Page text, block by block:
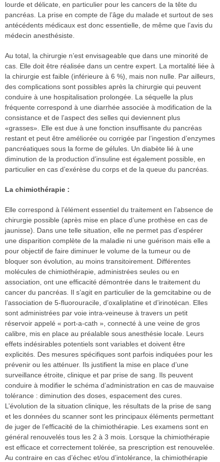
lourde et délicate, en particulier pour les cancers de la tête du
pancréas. La prise en compte de l’âge du malade et surtout de ses
antécédents médicaux est donc essentielle, de même que l’avis du
médecin anesthésiste.
Au total, la chirurgie n’est envisageable que dans une minorité de
cas. Elle doit être réalisée dans un centre expert. La mortalité liée à
la chirurgie est faible (inférieure à 6 %), mais non nulle. Par ailleurs,
des complications sont possibles après la chirurgie qui peuvent
conduire à une hospitalisation prolongée. La séquelle la plus
fréquente correspond à une diarrhée associée à modification de la
consistance et de l’aspect des selles qui deviennent plus
«grasses». Elle est due à une fonction insuffisante du pancréas
restant et peut être améliorée ou corrigée par l’ingestion d’enzymes
pancréatiques sous la forme de gélules. Un diabète lié à une
diminution de la production d’insuline est également possible, en
particulier en cas d’exérèse du corps et de la queue du pancréas.
La chimiothérapie :
Elle correspond à l’élément essentiel du traitement en l’absence de
chirurgie possible (après mise en place d’une prothèse en cas de
jaunisse). Dans une telle situation, elle ne permet pas d’espérer
une disparition complète de la maladie ni une guérison mais elle a
pour objectif de faire diminuer le volume de la tumeur ou de
bloquer son évolution, au moins transitoirement. Différentes
molécules de chimiothérapie, administrées seules ou en
association, ont une efficacité démontrée dans le traitement du
cancer du pancréas. Il s’agit en particulier de la gemcitabine ou de
l’association de 5-fluorouracile, d’oxaliplatine et d’irinotécan. Elles
sont administrées par voie intra-veineuse à travers un petit
réservoir appelé « port-a-cath », connecté à une veine de gros
calibre, mis en place au préalable sous anesthésie locale. Leurs
effets indésirables potentiels sont variables et doivent être
explicités. Des mesures spécifiques sont parfois indiquées pour les
prévenir ou les atténuer. Ils justifient la mise en place d’une
surveillance étroite, clinique et par prise de sang. Ils peuvent
conduire à modifier le schéma d’administration en cas de mauvaise
tolérance : diminution des doses, espacement des cures.
L’évolution de la situation clinique, les résultats de la prise de sang
et les données du scanner sont les principaux éléments permettant
de juger de l’efficacité de la chimiothérapie. Les examens sont en
général renouvelés tous les 2 à 3 mois. Lorsque la chimiothérapie
est efficace et correctement tolérée, sa prescription est renouvelée.
Au contraire en cas d’échec et/ou d’intolérance, la chimiothérapie